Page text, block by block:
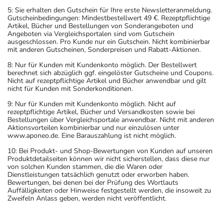
5: Sie erhalten den Gutschein für Ihre erste Newsletteranmeldung.
Gutscheinbedingungen: Mindestbestellwert 49 €. Rezeptpflichtige
Artikel, Bücher und Bestellungen von Sonderangeboten und
Angeboten via Vergleichsportalen sind vom Gutschein
ausgeschlossen. Pro Kunde nur ein Gutschein. Nicht kombinierbar
mit anderen Gutscheinen, Sonderpreisen und Rabatt-Aktionen.
8: Nur für Kunden mit Kundenkonto möglich. Der Bestellwert
berechnet sich abzüglich ggf. eingelöster Gutscheine und Coupons.
Nicht auf rezeptpflichtige Artikel und Bücher anwendbar und gilt
nicht für Kunden mit Sonderkonditionen.
9: Nur für Kunden mit Kundenkonto möglich. Nicht auf
rezeptpflichtige Artikel, Bücher und Versandkosten sowie bei
Bestellungen über Vergleichsportale anwendbar. Nicht mit anderen
Aktionsvorteilen kombinierbar und nur einzulösen unter
www.aponeo.de. Eine Barauszahlung ist nicht möglich.
10: Bei Produkt- und Shop-Bewertungen von Kunden auf unseren
Produktdetailseiten können wir nicht sicherstellen, dass diese nur
von solchen Kunden stammen, die die Waren oder
Dienstleistungen tatsächlich genutzt oder erworben haben.
Bewertungen, bei denen bei der Prüfung des Wortlauts
Auffälligkeiten oder Hinweise festgestellt werden, die insoweit zu
Zweifeln Anlass geben, werden nicht veröffentlicht.